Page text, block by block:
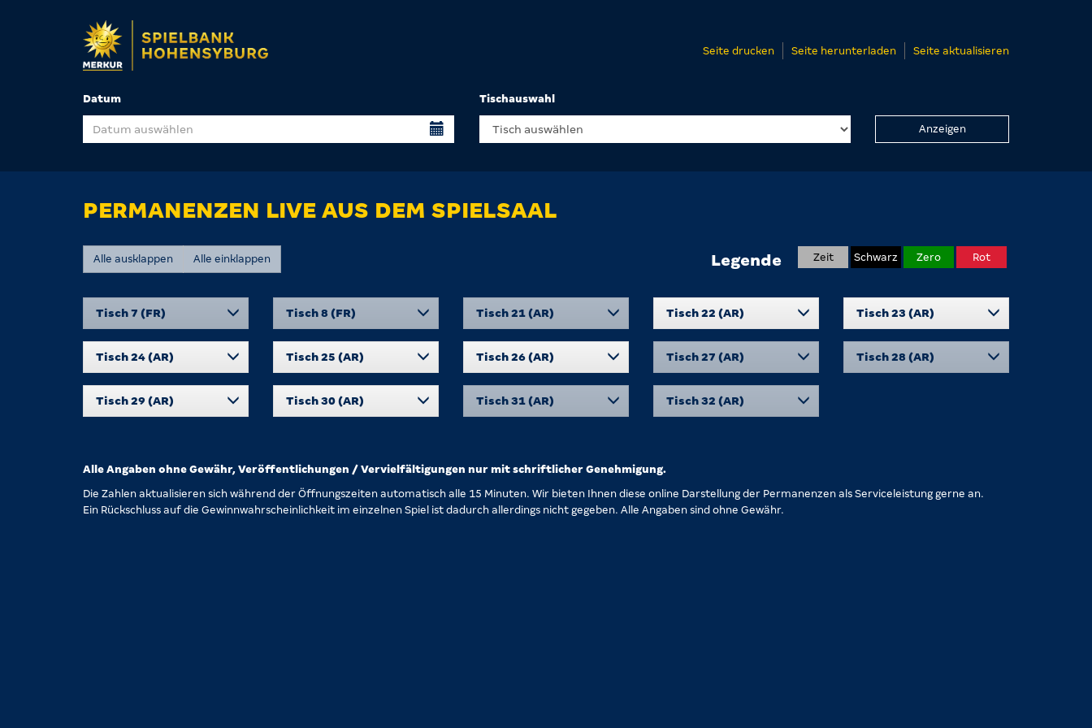
Seite drucken Seite herunterladen Seite aktualisieren
Datum Tischauswahl
Anzeigen
PERMANENZEN LIVE AUS DEM SPIELSAAL
Legende Zeit Schwarz Zero Rot
Alle ausklappen Alle einklappen
Tisch 7 (FR) Tisch 8 (FR) Tisch 21 (AR) Tisch 22 (AR) Tisch 23 (AR)
Tisch 24 (AR) Tisch 25 (AR) Tisch 26 (AR) Tisch 27 (AR) Tisch 28 (AR)
Tisch 29 (AR) Tisch 30 (AR) Tisch 31 (AR) Tisch 32 (AR)
Alle Angaben ohne Gewähr, Veröffentlichungen / Vervielfältigungen nur mit schriftlicher Genehmigung.
Die Zahlen aktualisieren sich während der Öffnungszeiten automatisch alle 15 Minuten. Wir bieten Ihnen diese online Darstellung der Permanenzen als Serviceleistung gerne an.
Ein Rückschluss auf die Gewinnwahrscheinlichkeit im einzelnen Spiel ist dadurch allerdings nicht gegeben. Alle Angaben sind ohne Gewähr.